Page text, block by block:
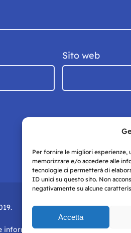
Per fornire le migliori esperienze,
memorizzare e/o accedere alle
tecnologie ci permetterà di
ID unici su questo sito. Non
negativamente su alcune
Accetta
Sito web
informazioni in questo Policy